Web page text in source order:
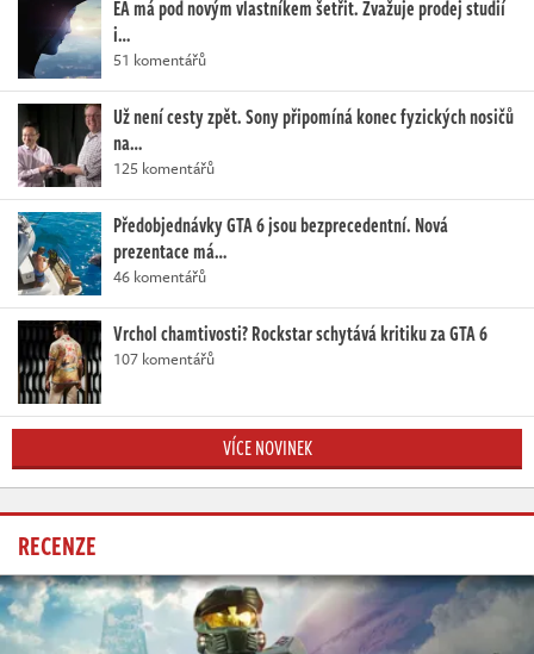
EA má pod novým vlastníkem šetřit. Zvažuje prodej studií
i…
51 komentářů
Už není cesty zpět. Sony připomíná konec fyzických nosičů
na…
125 komentářů
Předobjednávky GTA 6 jsou bezprecedentní. Nová
prezentace má…
46 komentářů
Vrchol chamtivosti? Rockstar schytává kritiku za GTA 6
107 komentářů
VÍCE NOVINEK
RECENZE